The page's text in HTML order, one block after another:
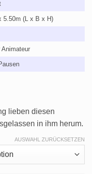
5.50m (L x B x H)
Animateur
lieben diesen
in ihm herum.
AUSWAHL ZURÜCKSETZEN